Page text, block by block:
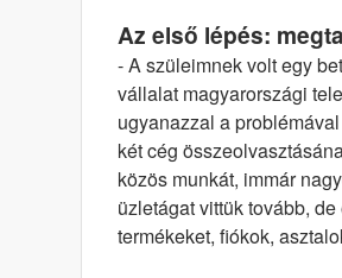
Az első lépés:
- A szüleimnek volt egy
vállalat magyarországi
ugyanazzal a
két cég
közös munkát, immár
üzletágat vittük tovább,
termékeket, fiókok,